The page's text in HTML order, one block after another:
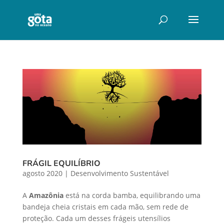
FRÁGIL EQUILÍBRIO
agosto 2020| Desenvolvimento Sustentável
A Amazôniaestá na corda bamba, equilibrando uma
bandeja cheia cristais em cada mão, sem rede de
proteção. Cada um desses frágeis utensílios